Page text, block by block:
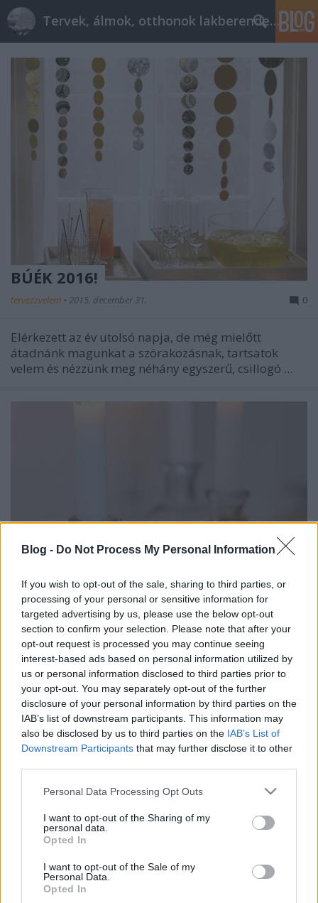
Blog - Do Not Process My Personal Information
If you wish to opt-out of the sale, sharing to third parties, or
processing of your personal or sensitive information for
targeted advertising by us, please use the below opt-out
section to confirm your selection. Please note that after your
opt-out request is processed you may continue seeing
interest-based ads based on personal information utilized by
us or personal information disclosed to third parties prior to
your opt-out. You may separately opt-out of the further
disclosure of your personal information by third parties on the
IAB’s list of downstream participants. This information may
also be disclosed by us to third parties on the IAB’s List of
Downstream Participants that may further disclose it to other
Please note that this website/app uses one or more Google
not limited to your visit or usage behaviour. You may click to
grant or deny consent to Google and its third-party tags to
use your data for below specified purposes in below Google
consent section.
Personal Data Processing Opt Outs
I want to opt-out of the Sharing of my
personal data.
Opted In
I want to opt-out of the Sale of my
Personal Data.
Opted In
Tervek, álmok, otthonok lakberendezés + más
BÚÉK 2016!
tervezzvelem • 2015. december 31. 0
Elérkezett az év utolsó napja, de még mielőtt
átadnánk magunkat a szórakozásnak, tartsatok
velem és nézzünk meg néhány egyszerű, csillogó ...
Karácsony előtt
tervezzvelem•2015. december 23.
Hamarosan szenteste és biztosan akad még
közülünk olyan, akire vár néhány tennivaló. Itt most
összegyűjtöttem pár ötletet, amelyek akár az ...